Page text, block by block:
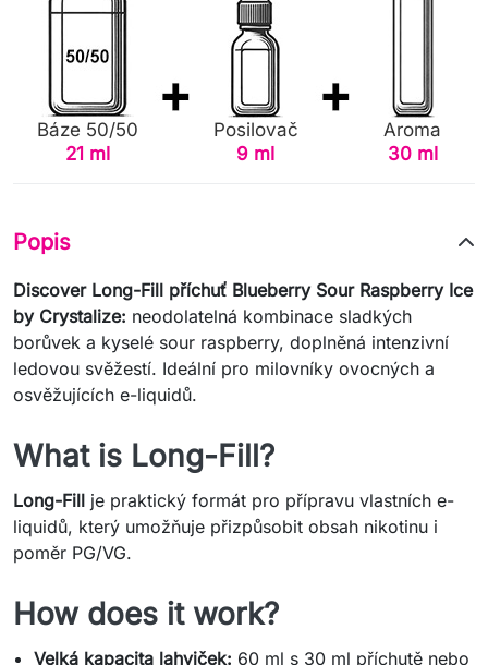
Báze 50/50
21 ml
Posilovač
9 ml
Aroma
30 ml
Popis
Discover Long-Fill příchuť Blueberry Sour Raspberry Ice
by Crystalize: neodolatelná kombinace sladkých
borůvek a kyselé sour raspberry, doplněná intenzivní
ledovou svěžestí. Ideální pro milovníky ovocných a
osvěžujících e-liquidů.
What is Long-Fill?
Long-Fill je praktický formát pro přípravu vlastních e-
liquidů, který umožňuje přizpůsobit obsah nikotinu i
poměr PG/VG.
How does it work?
Velká kapacita lahviček: 60 ml s 30 ml příchutě nebo